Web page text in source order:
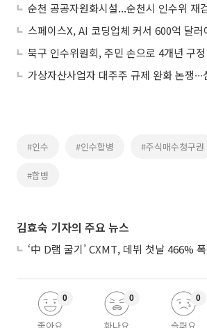
순천 공공자원화시설...순천시 인수위 재
스페이스X, AI 코딩업체 커서 600억 달러
가상자산사업자 대주주 규제 완화 논쟁
#인수 #인수합병 #주식매수청구권
#합병
김효숙 기자의 주요 뉴스
0 0 0